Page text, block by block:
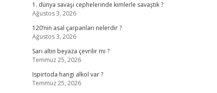
1. dünya savaşı cephelerinde kimlerle savaştık ?
Ağustos 3, 2026
120’nin asal çarpanları nelerdir ?
Ağustos 3, 2026
Sarı altın beyaza çevrilir mi ?
Temmuz 25, 2026
Ispirtoda hangi alkol var ?
Temmuz 25, 2026